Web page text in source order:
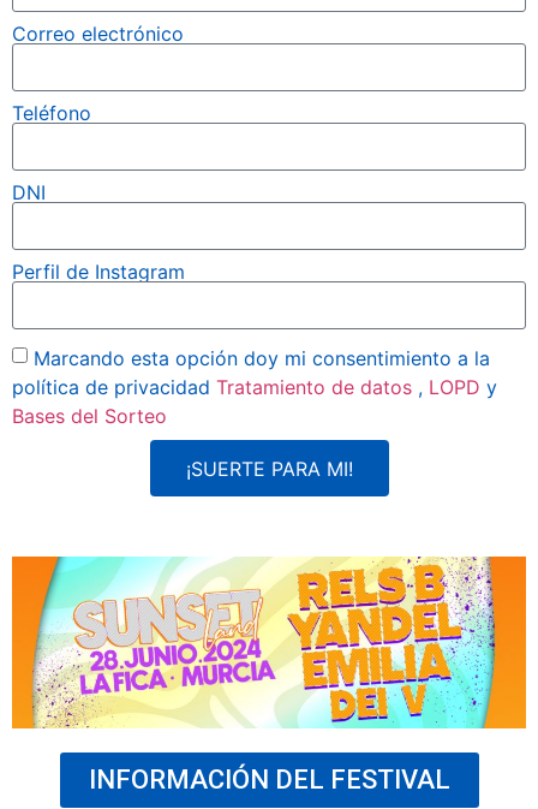
Correo electrónico
Teléfono
DNI
Perfil de Instagram
Marcando esta opción doy mi consentimiento a la
política de privacidad Tratamiento de datos , LOPD y
Bases del Sorteo
¡SUERTE PARA MI!
INFORMACIÓN DEL FESTIVAL